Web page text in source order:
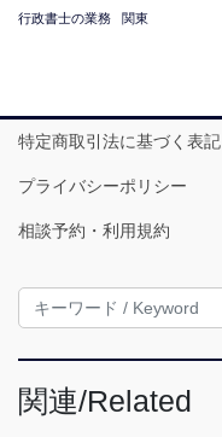
行政書士の業務 関東
特定商取引法に基づく表記
プライバシーポリシー
相談予約・利用規約
関連/Related